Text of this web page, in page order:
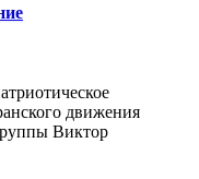
движения
Виктор